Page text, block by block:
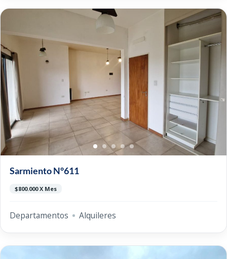
Sarmiento N°611
$800.000 X Mes
Departamentos Alquileres